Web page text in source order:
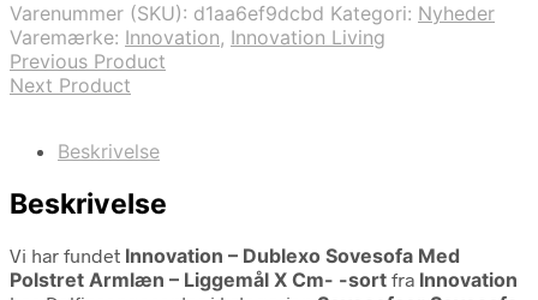
Varenummer (SKU): d1aa6ef9dcbd Kategori: Nyheder
Varemærke: Innovation, Innovation Living
Previous Product
Next Product
Beskrivelse
Beskrivelse
Vi har fundet Innovation – Dublexo Sovesofa Med
Polstret Armlæn – Liggemål X Cm- -sort fra Innovation